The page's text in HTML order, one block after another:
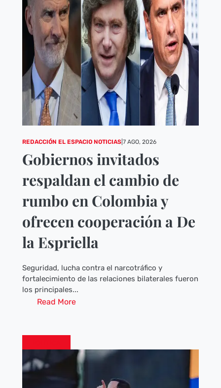
REDACCIÓN EL ESPACIO NOTICIAS| 7 AGO, 2026
Gobiernos invitados
respaldan el cambio de
rumbo en Colombia y
ofrecen cooperación a De
la Espriella
Seguridad, lucha contra el narcotráfico y
fortalecimiento de las relaciones bilaterales fueron
los principales...
Read More